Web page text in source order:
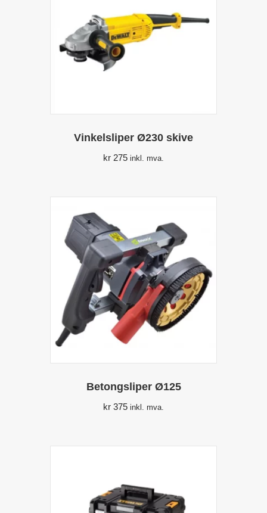
Vinkelsliper Ø230 skive
kr 275 inkl. mva.
Betongsliper Ø125
kr 375 inkl. mva.